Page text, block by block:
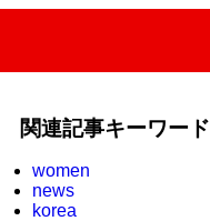
関連記事キーワード
women
news
korea